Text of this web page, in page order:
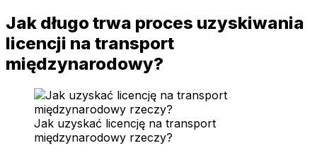
Jak długo trwa proces uzyskiwania
licencji na transport
międzynarodowy?
Jak uzyskać licencję na transport
międzynarodowy rzeczy?